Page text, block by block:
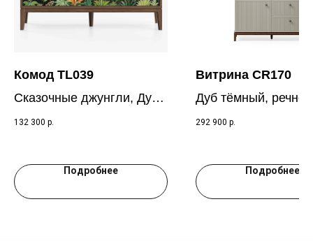
Комод TL039
Сказочные джунгли, Дуб
тобакко
132 300 р.
Подробнее
Витрина CR170
Дуб тёмный, речной
камень RAL 7030
292 900 р.
Подробнее